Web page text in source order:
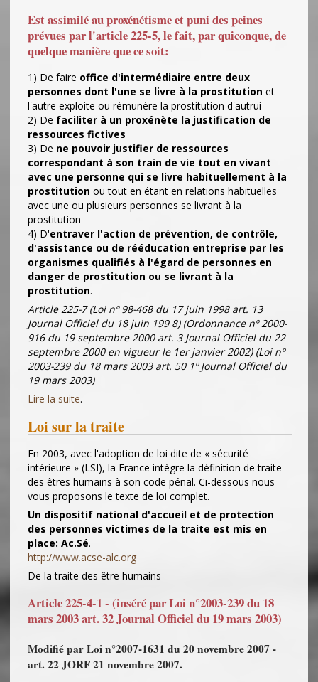
Est assimilé au proxénétisme et puni des peines
prévues par l'article 225-5, le fait, par quiconque, de
quelque manière que ce soit:
1) De faire office d'intermédiaire entre deux
personnes dont l'une se livre à la prostitution et
l'autre exploite ou rémunère la prostitution d'autrui
2) De faciliter à un proxénète la justification de
ressources fictives
3) De ne pouvoir justifier de ressources
correspondant à son train de vie tout en vivant
avec une personne qui se livre habituellement à la
prostitution ou tout en étant en relations habituelles
avec une ou plusieurs personnes se livrant à la
prostitution
4) D'entraver l'action de prévention, de contrôle,
d'assistance ou de rééducation entreprise par les
organismes qualifiés à l'égard de personnes en
danger de prostitution ou se livrant à la
prostitution.
Article 225-7 (Loi nº 98-468 du 17 juin 1998 art. 13
Journal Officiel du 18 juin 199 8) (Ordonnance nº 2000-
916 du 19 septembre 2000 art. 3 Journal Officiel du 22
septembre 2000 en vigueur le 1er janvier 2002) (Loi nº
2003-239 du 18 mars 2003 art. 50 1º Journal Officiel du
19 mars 2003)
Lire la suite.
Loi sur la traite
En 2003, avec l'adoption de loi dite de « sécurité
intérieure » (LSI), la France intègre la définition de traite
des êtres humains à son code pénal. Ci-dessous nous
vous proposons le texte de loi complet.
Un dispositif national d'accueil et de protection
des personnes victimes de la traite est mis en
place: Ac.Sé.
http://www.acse-alc.org
De la traite des être humains
Article 225-4-1 - (inséré par Loi n°2003-239 du 18
mars 2003 art. 32 Journal Officiel du 19 mars 2003)
Modifié par Loi n°2007-1631 du 20 novembre 2007 -
art. 22 JORF 21 novembre 2007.